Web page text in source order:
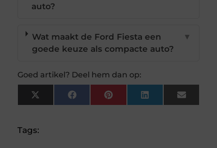
auto?
Wat maakt de Ford Fiesta een
goede keuze als compacte auto?
▼
Goed artikel? Deel hem dan op:
X
(Twitter)
FacebookPinterestLinkedInEmail
Tags: